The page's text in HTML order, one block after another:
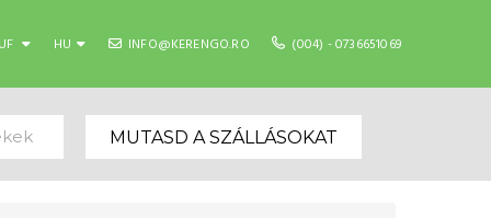
HU INFO@KERENGO.RO (004) - 0736651069
MUTASD A SZÁLLÁSOKAT